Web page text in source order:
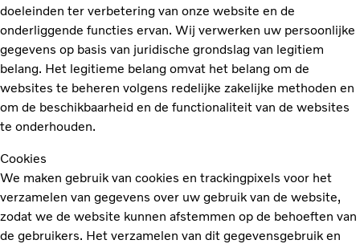
doeleinden ter verbetering van onze website en de
onderliggende functies ervan. Wij verwerken uw persoonlijke
gegevens op basis van juridische grondslag van legitiem
belang. Het legitieme belang omvat het belang om de
websites te beheren volgens redelijke zakelijke methoden en
om de beschikbaarheid en de functionaliteit van de websites
te onderhouden.
Cookies
We maken gebruik van cookies en trackingpixels voor het
verzamelen van gegevens over uw gebruik van de website,
zodat we de website kunnen afstemmen op de behoeften van
de gebruikers. Het verzamelen van dit gegevensgebruik en